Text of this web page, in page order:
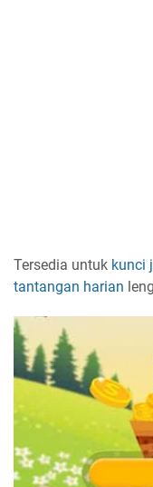
Tersedia untuk kunci
tantangan harian